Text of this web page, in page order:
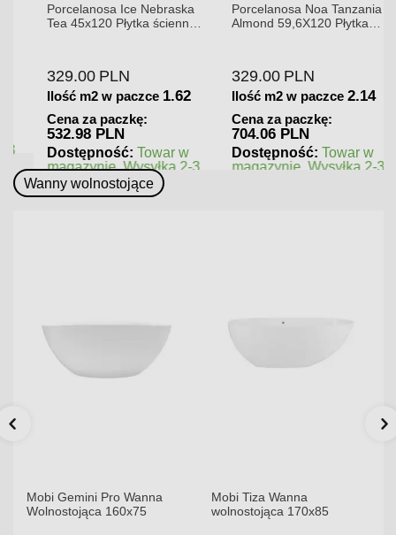
Porcelanosa Ice Nebraska
Tea 45x120 Płytka ścienna
329.00 PLN
Ilość m2 w paczce 1.62
Cena za paczkę:
532.98 PLN
Dostępność: Towar w
magazynie. Wysyłka 2-3
dni.
Porcelanosa Noa Tanzania
Almond 59,6X120 Płytka
329.00 PLN
Ilość m2 w paczce 2.14
Cena za paczkę:
704.06 PLN
Dostępność: Towar w
magazynie. Wysyłka 2-3
Wanny wolnostojące
Mobi Gemini Pro Wanna
Wolnostojąca 160x75
Mobi Tiza Wanna
wolnostojąca 170x85